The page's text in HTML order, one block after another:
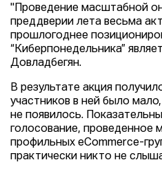
"Проведение масштабной
преддверии лета весьма
прошлогоднее
“Киберпонедельника”
Довладбегян.
В результате акция
участников в ней было
не появилось.
голосование, проведенное
профильных eCommerce-
практически никто не